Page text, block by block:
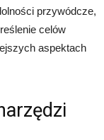
przywódcze,
celów
aspektach